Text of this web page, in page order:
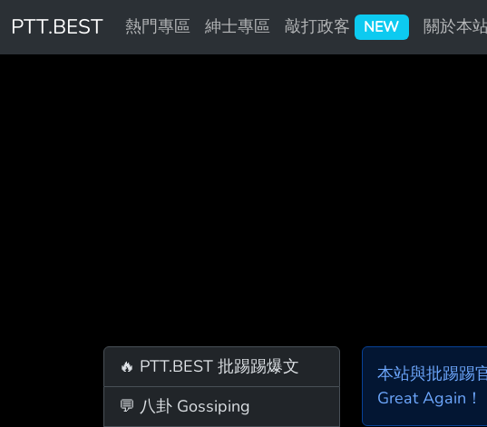
PTT.BEST 熱門專區 紳士專區 敲打政客 NEW 關於本
🔥 PTT.BEST 批踢踢爆文
💬 八卦 Gossiping
本站與批踢踢
Great Again！